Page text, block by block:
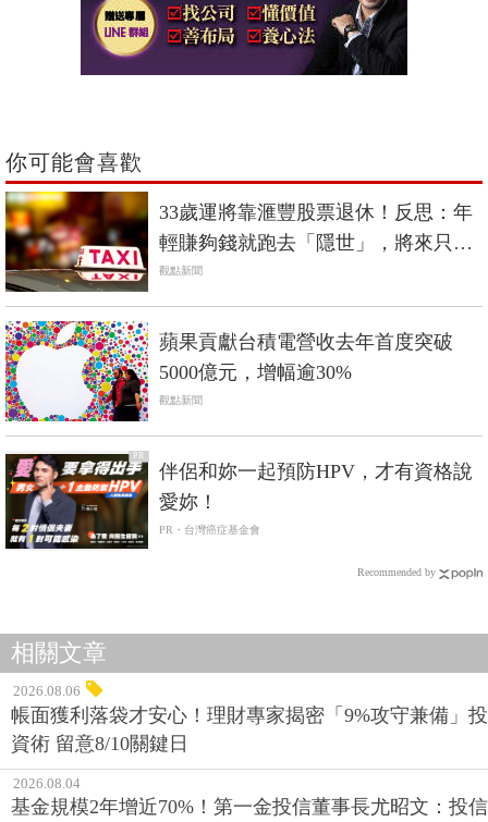
你可能會喜歡
33歲運將靠滙豐股票退休！反思：年
輕賺夠錢就跑去「隱世」，將來只會
失去更多
觀點新聞
蘋果貢獻台積電營收去年首度突破
5000億元，增幅逾30%
觀點新聞
PR
伴侶和妳一起預防HPV，才有資格說
愛妳！
PR・台灣癌症基金會
Recommended by
相關文章
2026.08.06
帳面獲利落袋才安心！理財專家揭密「9%攻守兼備」投
資術 留意8/10關鍵日
2026.08.04
基金規模2年增近70%！第一金投信董事長尤昭文：投信